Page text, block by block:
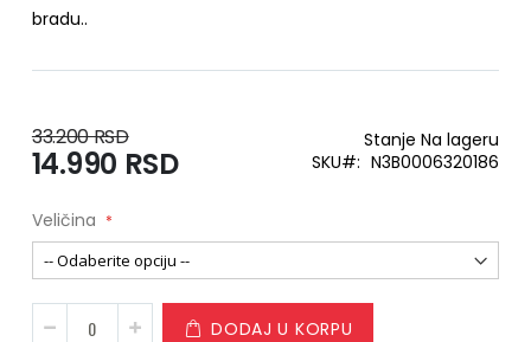
bradu..
33.200 RSD
Special
14.990 RSD
Stanje Na lageru
SKU
N3B0006320186
Veličina
DODAJ U KORPU